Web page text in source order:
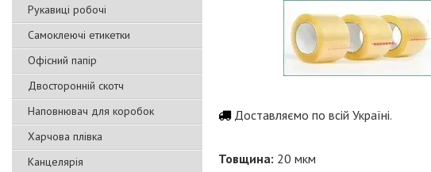
Рукавиці робочі
Самоклеючі етикетки
Офісний папір
Двосторонній скотч
Наповнювач для коробок
Харчова плівка
Канцелярія
Доставляємо по всій Україні.
Товщина: 20 мкм